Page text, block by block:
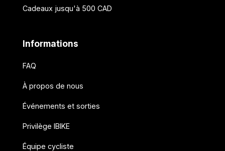
Cadeaux jusqu'à 500 CAD
Informations
FAQ
À propos de nous
Événements et sorties
Privilège IBIKE
Équipe cycliste